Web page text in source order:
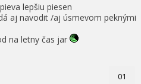
lepšiu piesen
aj navodit /aj úsmevom peknými
na letny čas jar
01